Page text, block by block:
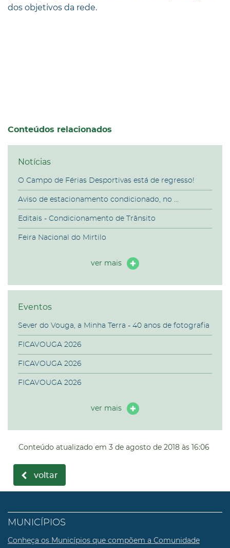
dos objetivos da rede.
Conteúdos relacionados
Notícias
O Campo de Férias Desportivas está de regresso!
Aviso de estacionamento condicionado, no ...
Editais - Condicionamento de Trânsito
Feira Nacional do Mirtilo
ver mais
Eventos
Sever do Vouga, a Minha Terra - 40 anos de fotografia
FICAVOUGA 2026
FICAVOUGA 2026
FICAVOUGA 2026
ver mais
Conteúdo atualizado em 3 de agosto de 2018 às 16:06
voltar
MUNICÍPIOS
Conheça os Municípios que compõem a Comunidade